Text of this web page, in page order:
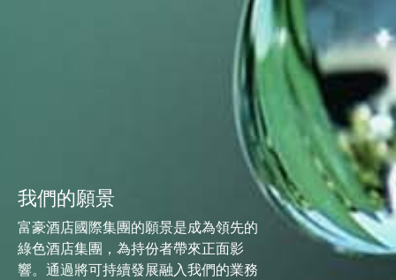
我們的願景
富豪酒店國際集團的願景是成為領先的
綠色酒店集團，為持份者帶來正面影
響。通過將可持續發展融入我們的業務